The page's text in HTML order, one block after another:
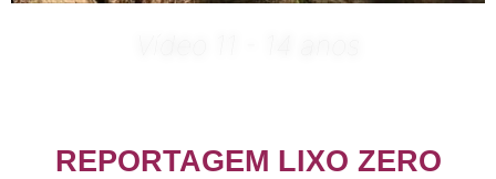
REPORTAGEM LIXO ZERO